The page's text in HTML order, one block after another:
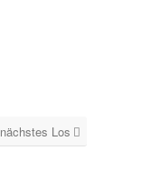
nächstes Los